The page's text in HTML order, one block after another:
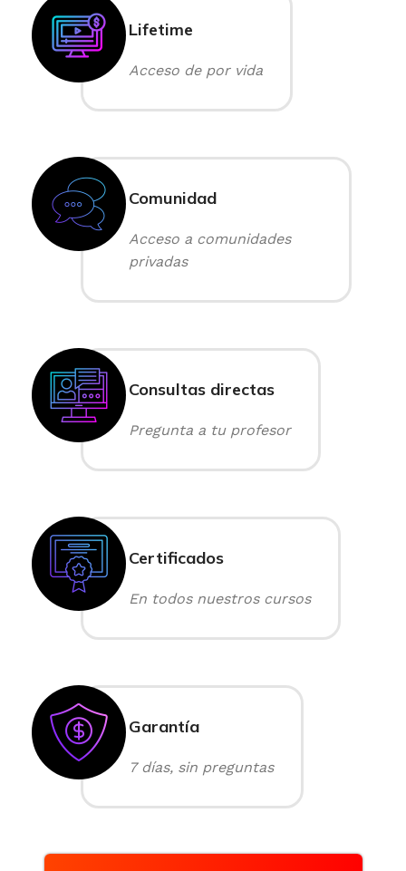
Lifetime
Acceso de por vida
Comunidad
Acceso a comunidades
privadas
Consultas directas
Pregunta a tu profesor
Certificados
En todos nuestros cursos
Garantía
7 días, sin preguntas